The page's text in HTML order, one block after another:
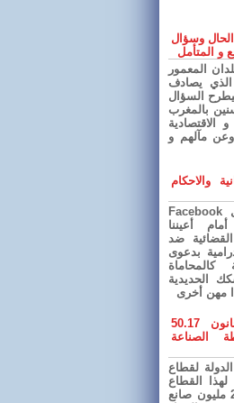
وسؤال
و المتأمل
المعمور
الذي يصادف
السؤال
بالمغرب
مآلهم و
والاحكام
ونحن نطالع صفحات ال Facebook
أعيننا
ضد
بدعوى
الحديدية
مهن أخرى
قراءة في مقتضيات قانون 50.17
الصناعة
لقطاع
لهذا القطاع
الذي يشغل ما يقارب 2.4 مليون صانع